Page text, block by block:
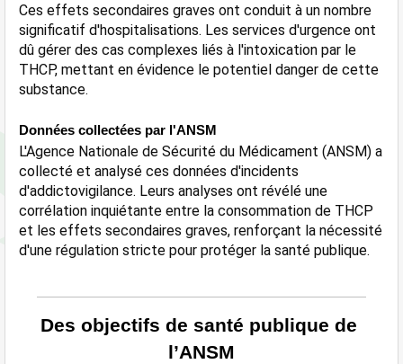
Ces effets secondaires graves ont conduit à un nombre
significatif d'hospitalisations. Les services d'urgence ont
dû gérer des cas complexes liés à l'intoxication par le
THCP, mettant en évidence le potentiel danger de cette
substance.
Données collectées par l'ANSM
L'Agence Nationale de Sécurité du Médicament (ANSM) a
collecté et analysé ces données d'incidents
d'addictovigilance. Leurs analyses ont révélé une
corrélation inquiétante entre la consommation de THCP
et les effets secondaires graves, renforçant la nécessité
d'une régulation stricte pour protéger la santé publique​.
Des objectifs de santé publique de
l’ANSM